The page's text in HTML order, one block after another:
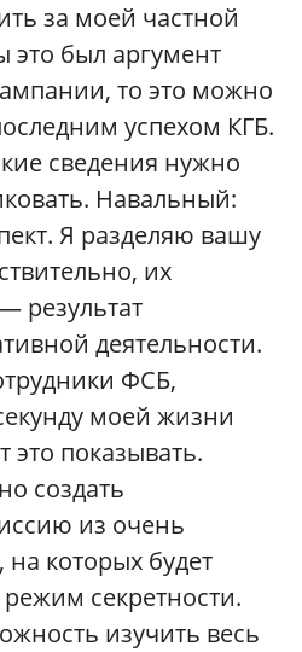
за моей частной
был аргумент
то это можно
успехом КГБ.
сведения нужно
Навальный:
Я разделяю вашу
их
результат
деятельности.
ФСБ,
моей жизни
это показывать.
создать
из очень
которых будет
секретности.
изучить весь